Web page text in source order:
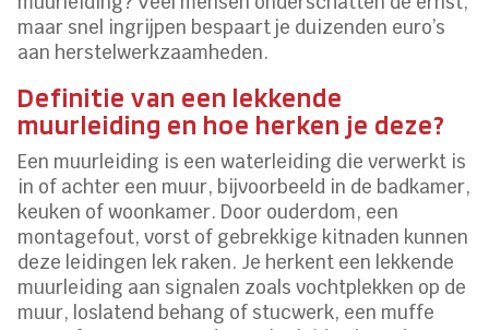
maar snel ingrijpen bespaart je duizenden euro’s
aan herstelwerkzaamheden.
Definitie van een lekkende
muurleiding en hoe herken je deze?
Een muurleiding is een waterleiding die verwerkt is
in of achter een muur, bijvoorbeeld in de badkamer,
keuken of woonkamer. Door ouderdom, een
montagefout, vorst of gebrekkige kitnaden kunnen
deze leidingen lek raken. Je herkent een lekkende
muurleiding aan signalen zoals vochtplekken op de
muur, loslatend behang of stucwerk, een muffe